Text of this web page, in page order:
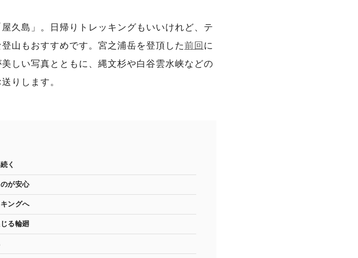
久島」。日帰りトレッキングもいいけれど、テ
山もおすすめです。宮之浦岳を登頂した前回に
しい写真とともに、縄文杉や白谷雲水峡などの
りします。
く
が安心
ングへ
る輪廻